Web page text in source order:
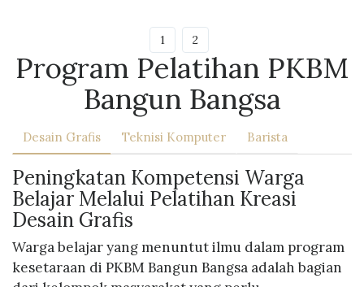
1 2
Program Pelatihan PKBM
Bangun Bangsa
Desain Grafis Teknisi Komputer Barista
Peningkatan Kompetensi Warga
Belajar Melalui Pelatihan Kreasi
Desain Grafis
Warga belajar yang menuntut ilmu dalam program
kesetaraan di PKBM Bangun Bangsa adalah bagian